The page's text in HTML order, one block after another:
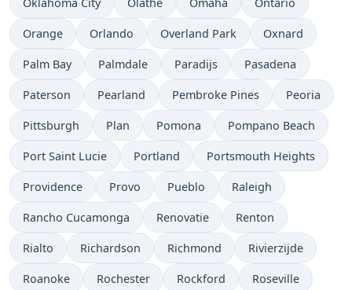
Orange Orlando Overland Park Oxnard
Palm Bay Palmdale Paradijs Pasadena
Paterson Pearland Pembroke Pines Peoria
Pittsburgh Plan Pomona Pompano Beach
Port Saint Lucie Portland Portsmouth Heights
Providence Provo Pueblo Raleigh
Rancho Cucamonga Renovatie Renton
Rialto Richardson Richmond Rivierzijde
Roanoke Rochester Rockford Roseville